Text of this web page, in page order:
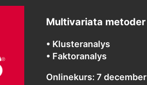
Multivariata metoder
• Klusteranalys
• Faktoranalys
Onlinekurs: 7 december